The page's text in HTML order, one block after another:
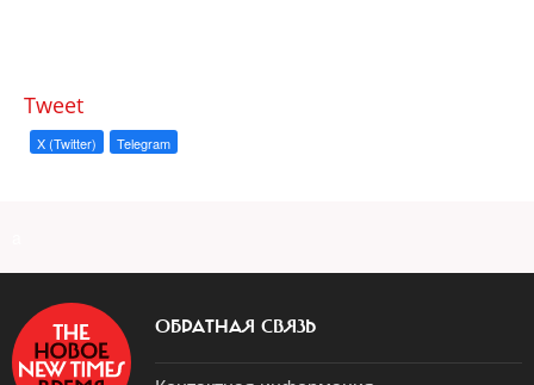
Tweet
X (Twitter) Telegram
ОБРАТНАЯ СВЯЗЬ